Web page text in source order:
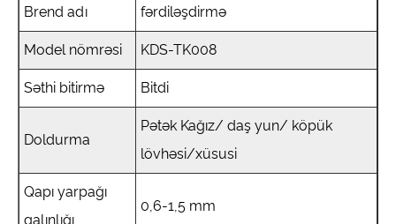
Brend adı fərdiləşdirmə
Model nömrəsi KDS-TK008
Səthi bitirmə Bitdi
Doldurma
Pətək Kağız/ daş yun/ köpük
lövhəsi/xüsusi
Qapı yarpağı
qalınlığı
0,6-1,5 mm